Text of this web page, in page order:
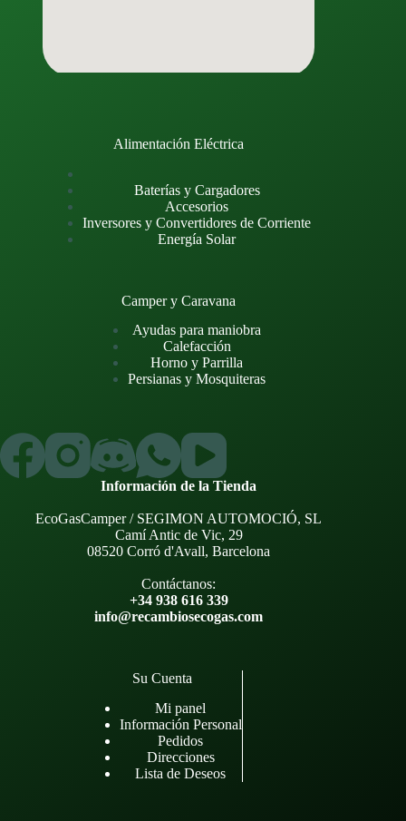
Alimentación Eléctrica
Baterías y Cargadores
Accesorios
Inversores y Convertidores de Corriente
Energía Solar
Camper y Caravana
Ayudas para maniobra
Calefacción
Horno y Parrilla
Persianas y Mosquiteras
Información de la Tienda
EcoGasCamper / SEGIMON AUTOMOCIÓ, SL
Camí Antic de Vic, 29
08520 Corró d'Avall, Barcelona
Contáctanos:
+34 938 616 339
info@recambiosecogas.com
Su Cuenta
Mi panel
Información Personal
Pedidos
Direcciones
Lista de Deseos